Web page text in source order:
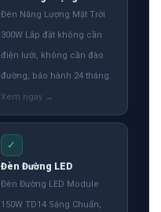
Đèn Năng Lượng Mặt Trời
300W Lắp đặt không cần
điện lưới, không cần đào
đường, bảo hành 24 tháng.
✓
Đèn Đường LED
Đèn Đường LED Module
150W TD14 Sáng Chuẩn,